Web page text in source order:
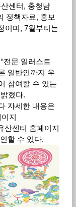
센터, 충청남
정책자료, 홍보
이며, 7월부터는
전문 일러스트
일반인까지 우
참여할 수 있는
혔다.
자세한 내용은
지
산센터 홈페이지
할 수 있다.